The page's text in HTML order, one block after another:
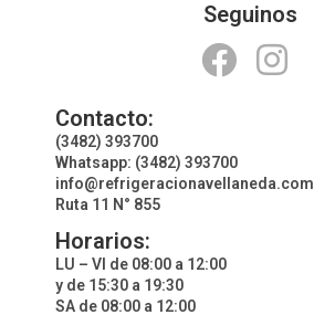
Seguinos
Contacto:
(3482) 393700
Whatsapp: (3482) 393700
info@refrigeracionavellaneda.com
Ruta 11 N° 855
Horarios:
LU – VI de 08:00 a 12:00
y de 15:30 a 19:30
SA de 08:00 a 12:00